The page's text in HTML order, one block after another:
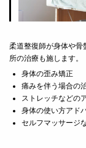
柔道整復師が身体や骨
所の治療も施します。
身体の歪み矯正
痛みを伴う場合の
ストレッチなどの
身体の使い方アド
セルフマッサージ